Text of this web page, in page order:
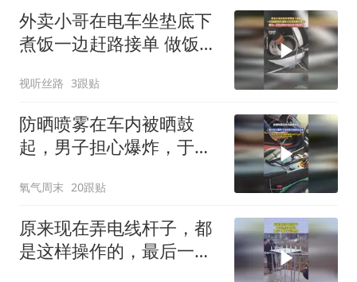
外卖小哥在电车坐垫底下
煮饭一边赶路接单 做饭干
样真的不会有安全隐患吗
视听丝路 3跟贴
防晒喷雾在车内被晒鼓
起，男子担心爆炸，于是
氧气周末 20跟贴
原来现在弄电线杆子，都
是这样操作的，最后一幕